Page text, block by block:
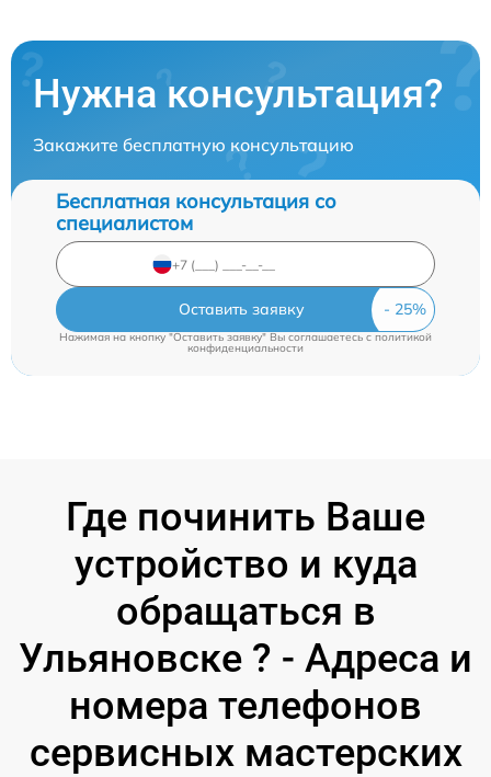
Нужна консультация?
Закажите бесплатную консультацию
Бесплатная консультация со
специалистом
Оставить заявку
Нажимая на кнопку "Оставить заявку" Вы соглашаетесь cполитикой
конфиденциальности
Где починить Ваше
устройство и куда
обращаться в
Ульяновске ? - Адреса и
номера телефонов
сервисных мастерских